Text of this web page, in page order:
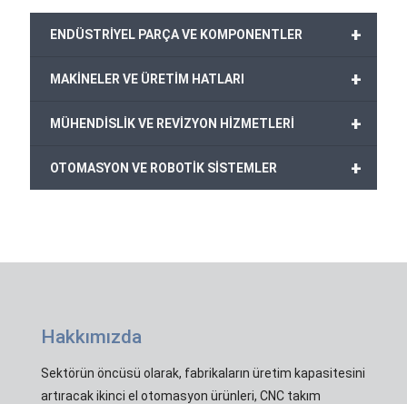
+
ENDÜSTRİYEL PARÇA VE KOMPONENTLER
+
MAKİNELER VE ÜRETİM HATLARI
+
MÜHENDİSLİK VE REVİZYON HİZMETLERİ
+
OTOMASYON VE ROBOTİK SİSTEMLER
Hakkımızda
Sektörün öncüsü olarak, fabrikaların üretim kapasitesini
artıracak ikinci el otomasyon ürünleri, CNC takım